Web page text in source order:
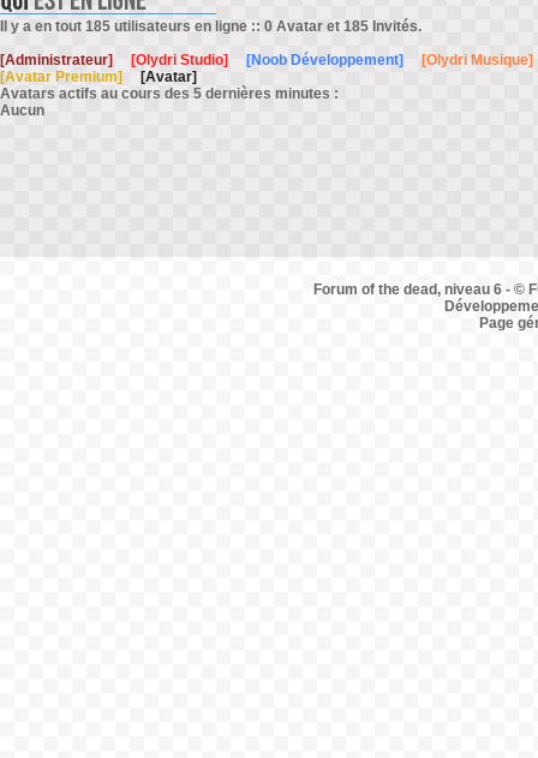
Il y a en tout 185 utilisateurs en ligne :: 0 Avatar et 185 Invités.
[Administrateur]
[Olydri Studio] [Noob Développement]
[Olydri Musique]
[Avatar Premium]
[Avatar]
Avatars actifs au cours des 5 dernières minutes :
Aucun
Forum of the dead, niveau 6 - ©
Page